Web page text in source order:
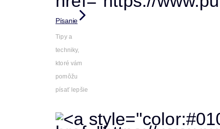
Písanie
Tipy a
techniky,
ktoré vám
pomôžu
písať lepšie